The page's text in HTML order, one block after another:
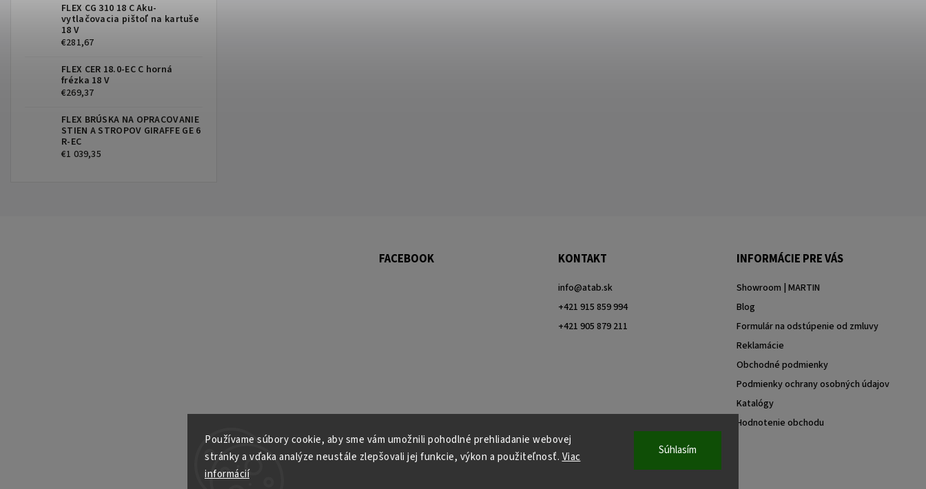
Používame súbory cookie, aby sme vám umožnili pohodlné prehliadanie webovej
stránky a vďaka analýze neustále zlepšovali jej funkcie, výkon a použiteľnosť. Viac
informácií
Súhlasím
FLEX CG 310 18 C Aku-
vytlačovacia pištoľ na kartuše
18 V
€281,67
FLEX CER 18.0-EC C horná
frézka 18 V
€269,37
FLEX BRÚSKA NA OPRACOVANIE
STIEN A STROPOV GIRAFFE GE 6
R-EC
€1 039,35
FACEBOOK KONTAKT
info@atab.sk
+421 915 859 994
+421 905 879 211
INFORMÁCIE PRE VÁS
Showroom | MARTIN
Blog
Formulár na odstúpenie od zmluvy
Reklamácie
Obchodné podmienky
Podmienky ochrany osobných údajov
Katalógy
Hodnotenie obchodu
Email